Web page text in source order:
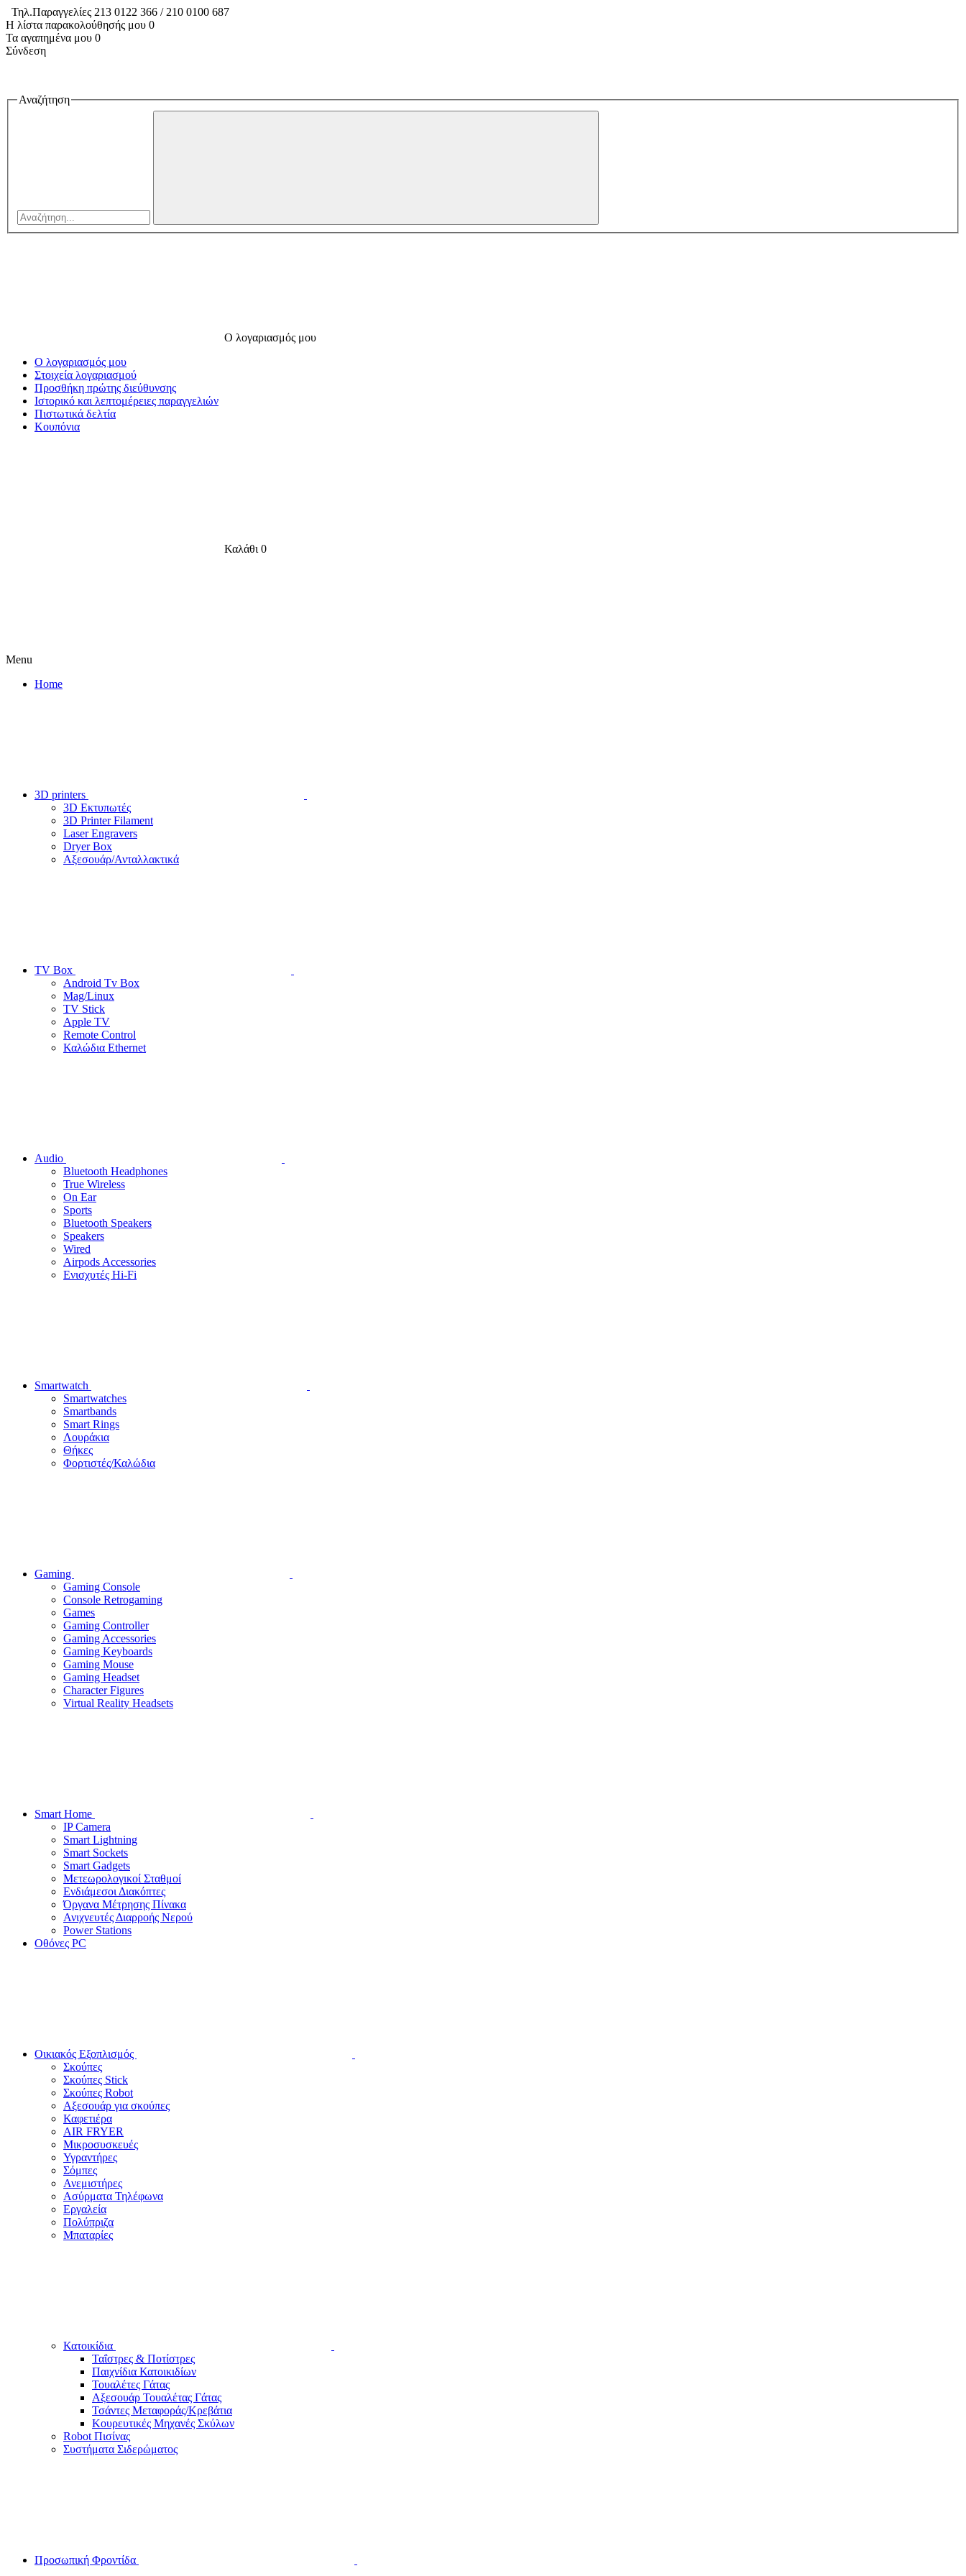
Τηλ.Παραγγελίες 213 0122 366 / 210 0100 687
Η λίστα παρακολούθησής μου 0
Τα αγαπημένα μου 0
Σύνδεση
Αναζήτηση
Ο λογαριασμός μου
Ο λογαριασμός μου
Στοιχεία λογαριασμού
Προσθήκη πρώτης διεύθυνσης
Ιστορικό και λεπτομέρειες παραγγελιών
Πιστωτικά δελτία
Κουπόνια
Καλάθι 0
Menu
Home
3D printers
3D Εκτυπωτές
3D Printer Filament
Laser Engravers
Dryer Box
Αξεσουάρ/Ανταλλακτικά
TV Box
Android Tv Box
Mag/Linux
TV Stick
Apple TV
Remote Control
Καλώδια Ethernet
Audio
Bluetooth Headphones
True Wireless
On Ear
Sports
Bluetooth Speakers
Speakers
Wired
Airpods Accessories
Ενισχυτές Hi-Fi
Smartwatch
Smartwatches
Smartbands
Smart Rings
Λουράκια
Θήκες
Φορτιστές/Καλώδια
Gaming
Gaming Console
Console Retrogaming
Games
Gaming Controller
Gaming Accessories
Gaming Keyboards
Gaming Mouse
Gaming Headset
Character Figures
Virtual Reality Headsets
Smart Home
IP Camera
Smart Lightning
Smart Sockets
Smart Gadgets
Μετεωρολογικοί Σταθμοί
Ενδιάμεσοι Διακόπτες
Όργανα Μέτρησης Πίνακα
Ανιχνευτές Διαρροής Νερού
Power Stations
Οθόνες PC
Οικιακός Εξοπλισμός
Σκούπες
Σκούπες Stick
Σκούπες Robot
Αξεσουάρ για σκούπες
Καφετιέρα
AIR FRYER
Μικροσυσκευές
Υγραντήρες
Σόμπες
Ανεμιστήρες
Ασύρματα Τηλέφωνα
Εργαλεία
Πολύπριζα
Μπαταρίες
Κατοικίδια
Ταΐστρες & Ποτίστρες
Παιχνίδια Κατοικιδίων
Τουαλέτες Γάτας
Αξεσουάρ Τουαλέτας Γάτας
Τσάντες Μεταφοράς/Κρεβάτια
Κουρευτικές Μηχανές Σκύλων
Robot Πισίνας
Συστήματα Σιδερώματος
Προσωπική Φροντίδα